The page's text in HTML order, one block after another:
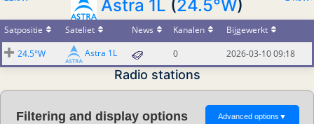
Astra 1L (24.5°W)
Satpositie Sateliet News Kanalen
Bijgewerkt
24.5°W
Astra 1L 0 2026-03-10 09:18
Radio stations
Filtering and display options Advanced options ▼